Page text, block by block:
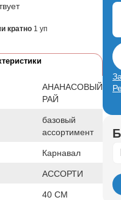
кратно 1 уп
АНАНАСОВЫЙ
РАЙ
базовый
ассортимент
Карнавал
АССОРТИ
40 СМ